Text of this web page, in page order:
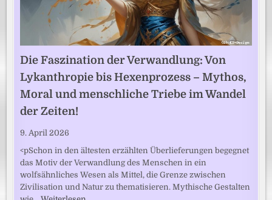
Die Faszination der Verwandlung: Von
Lykanthropie bis Hexenprozess – Mythos,
Moral und menschliche Triebe im Wandel
der Zeiten!
9. April 2026
<pSchon in den ältesten erzählten Überlieferungen begegnet
das Motiv der Verwandlung des Menschen in ein
wolfsähnliches Wesen als Mittel, die Grenze zwischen
Zivilisation und Natur zu thematisieren. Mythische Gestalten